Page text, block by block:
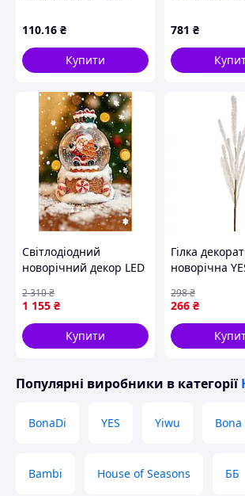
STENSON
110.16 ₴
Купити
паєтками
781 ₴
Світлодіодний
новорічний декор LED
Q067 для створення
чарівної атмосфери
1 155 ₴
2 310₴
Купити
Гілка
новорічна
266 ₴
298₴
Популярні виробники в категорії
BonaDi YES Yiwu Bona
Bambi House of Seasons ББ